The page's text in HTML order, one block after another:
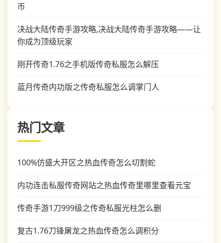
币
决战大陆传奇手游攻略,决战大陆传奇手游攻略——让
你成为顶级玩家
刚开传奇1.76之手机版传奇私服怎么解压
蓝月传奇内功版之传奇私服怎么调掌门人
热门文章
100%仿盛大开区之热血传奇怎么切割蛇
内功连击私服传奇网站之热血传奇里哪里查看元宝
传奇手游1刀999级之传奇私服光柱怎么删
复古1.76刀锋屠龙之热血传奇怎么调积分